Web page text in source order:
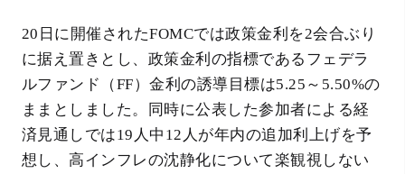
20日に開催されたFOMCでは政策金利を2会合ぶり
に据え置きとし、政策金利の指標であるフェデラ
ルファンド（FF）金利の誘導目標は5.25～5.50%の
ままとしました。同時に公表した参加者による経
済見通しでは19人中12人が年内の追加利上げを予
想し、高インフレの沈静化について楽観視しない